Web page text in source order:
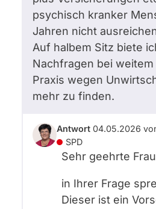
psychisch kranker
Jahren nicht
Auf halbem Sitz biete
Nachfragen bei
Praxis wegen
mehr zu finden.
Antwort 04.05.2026
SPD
Sehr geehrte
in Ihrer Frage
Dieser ist ein